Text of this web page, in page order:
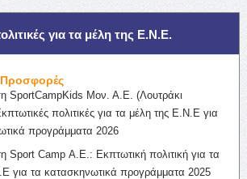
για τα μέλη της Ε.Ν.Ε.
SportCampKids Μον. Α.Ε. (Λουτράκι
πολιτικές για τα μέλη της Ε.Ν.Ε για
προγράμματα 2026
Sport Camp Α.Ε.: Εκπτωτική πολιτική για τα
για τα κατασκηνωτικά προγράμματα 2025